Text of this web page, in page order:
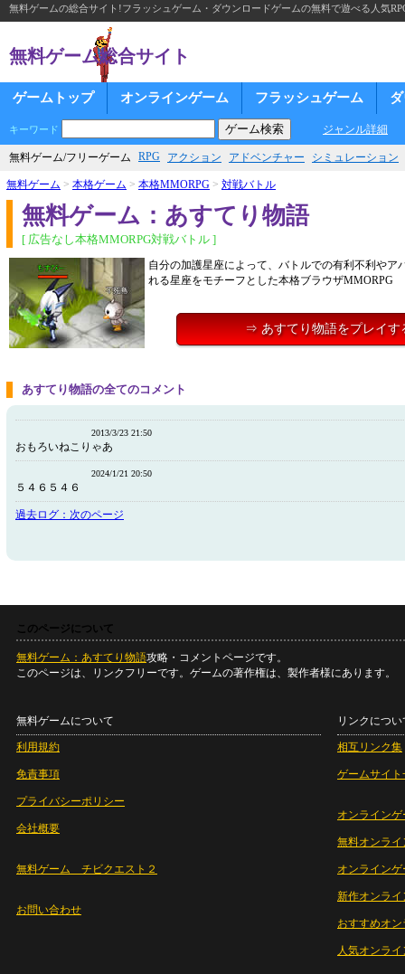
無料ゲームの総合サイト!フラッシュゲーム・ダウンロードゲームの無料で遊べる人気
無料ゲーム総合サイト
ゲームトップ オンラインゲーム フラッシュゲーム
キーワード ジャンル詳細
無料ゲーム/フリーゲーム RPG アクション アドベンチャー シミュレーション
無料ゲーム > 本格ゲーム > 本格MMORPG > 対戦バトル
無料ゲーム：あすてり物語
[ 広告なし本格MMORPG対戦バトル ]
自分の加護星座によって、バトルでの有利不利やア
れる星座をモチーフとした本格ブラウザMMORPG
⇒ あすてり物語をプレイす
あすてり物語の全てのコメント
2013/3/23 21:50
おもろいねこりゃあ
2024/1/21 20:50
５４６５４６
過去ログ：次のページ
このページについて
無料ゲーム：あすてり物語攻略・コメントページです。
このページは、リンクフリーです。ゲームの著作権は、製作者様にあります。
無料ゲームについて
利用規約
免責事項
プライバシーポリシー
会社概要
無料ゲーム チビクエスト２
お問い合わせ
リンクについ
相互リンク集
ゲームサイト
オンラインゲ
無料オンライ
オンライン
新作オンライ
おすすめオ
人気オンラ